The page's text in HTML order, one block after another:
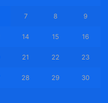
7 8 9
14 15 16
21 22 23
28 29 30